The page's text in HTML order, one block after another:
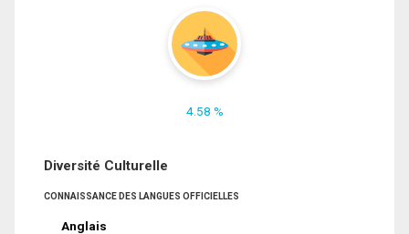
4.58 %
Diversité Culturelle
CONNAISSANCE DES LANGUES OFFICIELLES
Anglais